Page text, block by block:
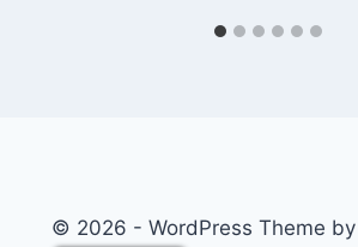
© 2026 - WordPress Theme by